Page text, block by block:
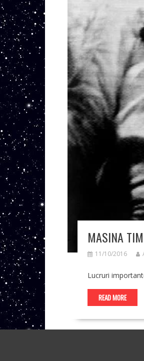
MASINA
11/10/2016
Lucruri
READ MORE